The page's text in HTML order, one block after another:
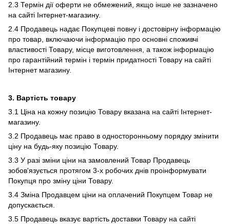
2.3 Термін дії оферти не обмежений, якщо інше не зазначено
на сайті Інтернет-магазину.
2.4 Продавець надає Покупцеві повну і достовірну інформацію
про товар, включаючи інформацію про основні споживчі
властивості Товару, місце виготовлення, а також інформацію
про гарантійний термін і термін придатності Товару на сайті
Інтернет магазину.
3. Вартість товару
3.1 Ціна на кожну позицію Товару вказана на сайті Інтернет-
магазину.
3.2 Продавець має право в односторонньому порядку змінити
ціну на будь-яку позицію Товару.
3.3 У разі зміни ціни на замовлений Товар Продавець
зобов'язується протягом 3-х робочих днів проінформувати
Покупця про зміну ціни Товару.
3.4 Зміна Продавцем ціни на оплачений Покупцем Товар не
допускається.
3.5 Продавець вказує вартість доставки Товару на сайті